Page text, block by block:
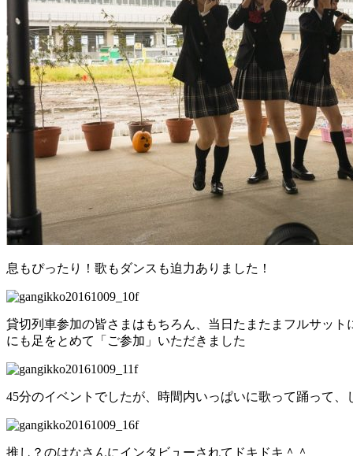
息もぴったり！歌もダンスも迫力ありました！
貸切列車参加の皆さまはもちろん、当日たまたまフルサット
にも足をとめて「ご参加」いただきました
45分のイベントでしたが、時間内いっぱいに歌って踊って
推し？のはなさんにインタビューされてドキドキ＾＾